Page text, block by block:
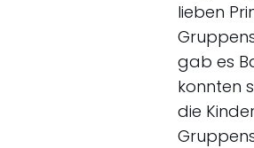
lieben
gab es
konnten
die